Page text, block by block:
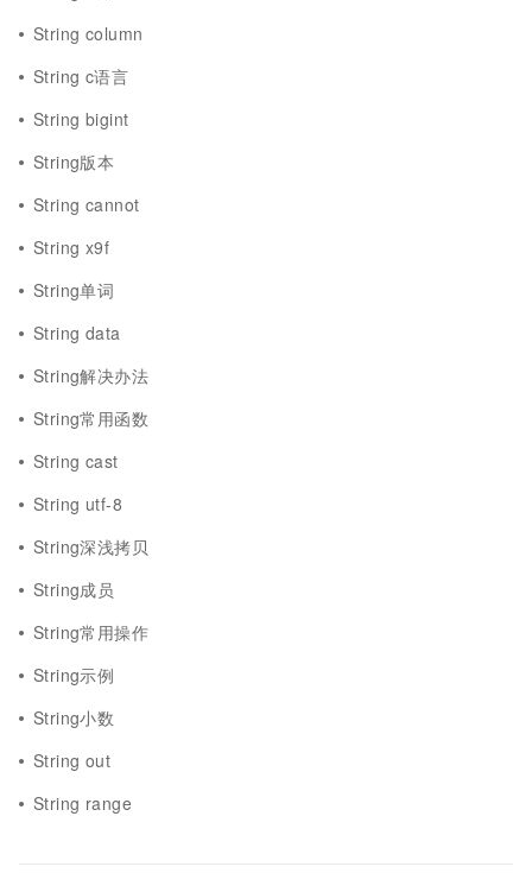
String column
String c语言
String bigint
String版本
String cannot
String x9f
String单词
String data
String解决办法
String常用函数
String cast
String utf-8
String深浅拷贝
String成员
String常用操作
String示例
String小数
String out
String range